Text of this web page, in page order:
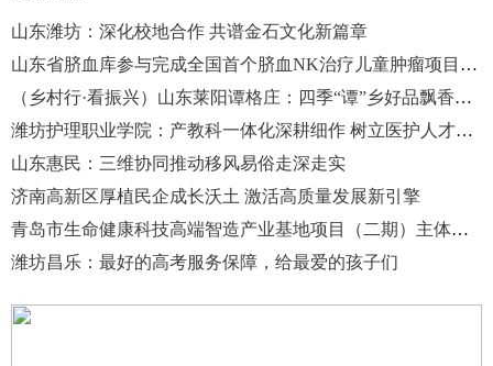
山东潍坊：深化校地合作 共谱金石文化新篇章
山东省脐血库参与完成全国首个脐血NK治疗儿童肿瘤项目备案
（乡村行·看振兴）山东莱阳谭格庄：四季“谭”乡好品飘香市场
潍坊护理职业学院：产教科一体化深耕细作 树立医护人才培育新标杆
山东惠民：三维协同推动移风易俗走深走实
济南高新区厚植民企成长沃土 激活高质量发展新引擎
青岛市生命健康科技高端智造产业基地项目（二期）主体完工
潍坊昌乐：最好的高考服务保障，给最爱的孩子们